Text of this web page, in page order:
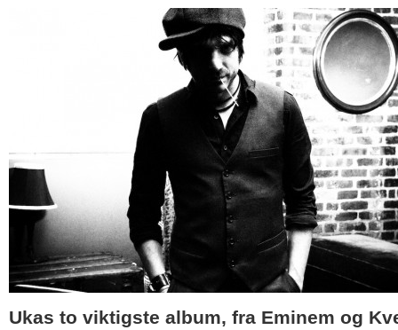
Ukas to viktigste album, fra Eminem og